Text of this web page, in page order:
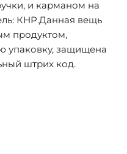
и карманом на
КНР.Данная вещь
продуктом,
упаковку, защищена
штрих код.